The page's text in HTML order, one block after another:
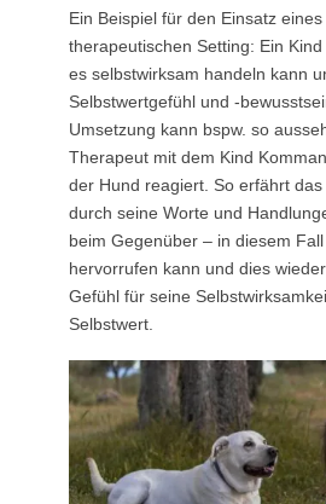
Ein Beispiel für den Einsatz
therapeutischen Setting: Ein
es selbstwirksam handeln kann
Selbstwertgefühl und -
Umsetzung kann bspw. so
Therapeut mit dem Kind
der Hund reagiert. So erfährt
durch seine Worte und
beim Gegenüber – in diesem
hervorrufen kann und dies
Gefühl für seine
Selbstwert.